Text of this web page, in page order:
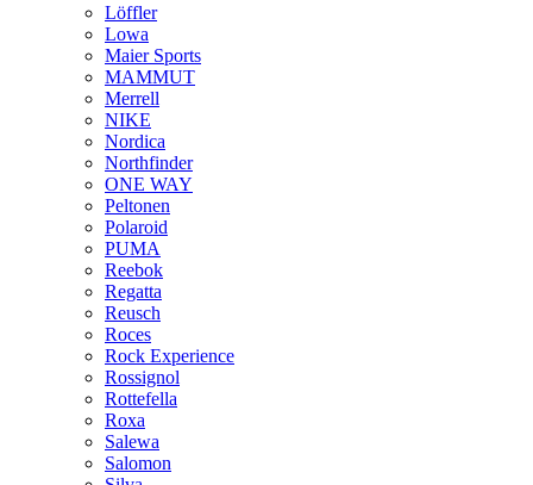
Löffler
Lowa
Maier Sports
MAMMUT
Merrell
NIKE
Nordica
Northfinder
ONE WAY
Peltonen
Polaroid
PUMA
Reebok
Regatta
Reusch
Roces
Rock Experience
Rossignol
Rottefella
Roxa
Salewa
Salomon